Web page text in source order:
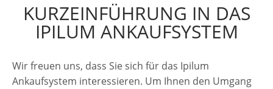
KURZEINFÜHRUNG IN DAS
IPILUM ANKAUFSYSTEM
Wir freuen uns, dass Sie sich für das Ipilum
Ankaufsystem interessieren. Um Ihnen den Umgang